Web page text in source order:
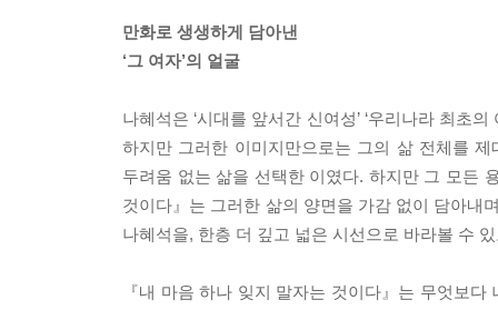
만화로 생생하게 담아낸
‘그 여자’의 얼굴
나혜석은 ‘시대를 앞서간 신여성’ ‘우리나라 최초
하지만 그러한 이미지만으로는 그의 삶 전체를
두려움 없는 삶을 선택한 이였다. 하지만 그 모든
것이다』는 그러한 삶의 양면을 가감 없이 담아내
나혜석을, 한층 더 깊고 넓은 시선으로 바라볼 수
『내 마음 하나 잊지 말자는 것이다』는 무엇보